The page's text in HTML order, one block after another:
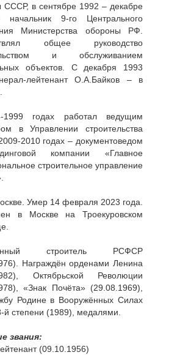
СССР, в сентябре 1992 – декабре
9-го Центрального
Министерства обороны РФ.
общее руководство
и обслуживанием
объектов. С декабря 1993
лейтенант О.А.Байков – в
годах работал ведущим
в Управлении строительства
2010 годах – документоведом
компании «Главное
строительное управление
Умер 14 февраля 2023 года.
в Москве на Троекуровском
строитель РСФСР
Награждён орденами Ленина
Октябрьской Революции
«Знак Почёта» (29.08.1969),
Родине в Вооружённых Силах
степени (1989), медалями.
звания:
(09.10.1956)